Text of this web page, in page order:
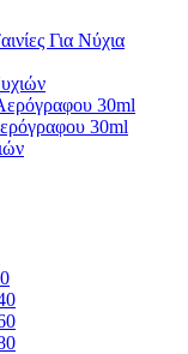
Για Νύχια
30ml
30ml